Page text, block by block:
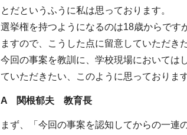
とだというふうに私は思っております。
選挙権を持つようになるのは18歳からです
ますので、こうした点に留意していただき
今回の事案を教訓に、学校現場においては
ていただきたい、このように思っております
A 関根郁夫 教育長
まず、「今回の事案を認知してからの一連